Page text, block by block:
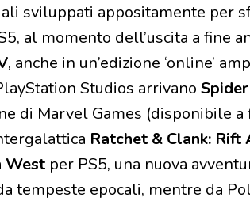
sviluppati appositamente per
al momento dell’uscita a fine
, anche in un’edizione ‘online’
Studios arrivano
di Marvel Games (disponibile a
Ratchet & Clank: Rift
West per PS5, una nuova
tempeste epocali, mentre da